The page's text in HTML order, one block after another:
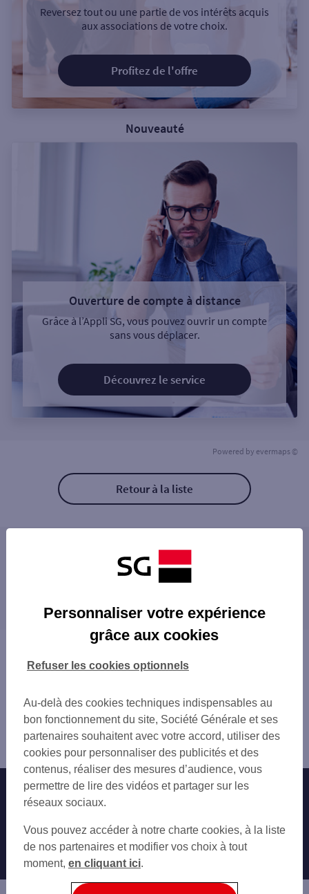
Reversez tout ou une partie de vos intérêts acquis
aux associations de votre choix.
Profitez de l'offre
Nouveauté
Ouverture de compte à distance
Grâce à l’Appli SG, vous pouvez ouvrir un compte
sans vous déplacer.
Découvrez le service
Powered by evermaps ©
Retour à la liste
Les distributeurs/automates à proximité
LEVALLOIS PERRET 66 RUE DU PRESIDEN
LEVALLOIS A FRANCE
C.CIAL SO OUEST LEVALLOIS
ESPACE CHAMPERRET
ESPACE CHAMPERRET
PARIS 3 BD GOUVION SAINT CYR
LEVALLOIS VATIMESNIL
PARIS PLACE PEREIRE
PARIS 3 PL DU MAL JUIN
PARIS GOUVION ST CYR
PARIS NIEL
ASNIERES STATION
CLICHY JEAN JAURES
CLICHY 74 RUE DE NEUILLY
CLICHY 72-74 BD JEAN JAURES
proximité
NEUILLY-SUR-SEINE
COURBEVOIE
SAINT-OUEN
LA GARENNE-COLOMBES
PUTEAUX
COLOMBES
GENNEVILLIERS
PARIS
SURESNES
VILLENEUVE-LA-GARENNE
ARGENTEUIL
BEZONS
Vous êtes ici : Accueil
Trouver une agence bancaire
Hauts-de-Seine
Levallois Perret
Distributeur/automate LEVALLOIS PERRET 75 RUE DU
PRESIDEN
Nos engagements Nous contacter
Autres sites SG
Professionnels
Entreprises
Personnaliser votre expérience
grâce aux cookies
Au-delà des cookies techniques indispensables au
bon fonctionnement du site, Société Générale et ses
partenaires souhaitent avec votre accord, utiliser des
cookies pour personnaliser des publicités et des
contenus, réaliser des mesures d’audience, vous
permettre de lire des vidéos et partager sur les
réseaux sociaux.
Vous pouvez accéder à notre charte cookies, à la liste
de nos partenaires et modifier vos choix à tout
moment, en cliquant ici.
Refuser les cookies optionnels